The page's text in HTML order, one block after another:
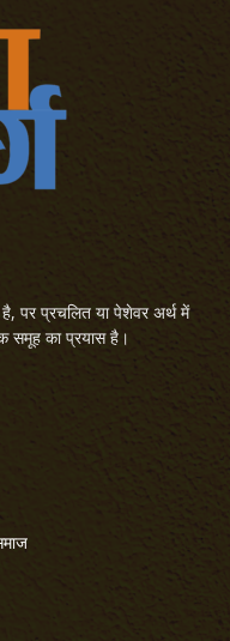
पर प्रचलित या पेशेवर अर्थ में
समूह का प्रयास है।